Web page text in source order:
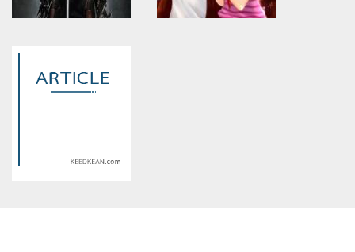
ตาร์
สาวน้อยหน้าหวาน
assumed 'article_topic' (this
will throw an Error in a future